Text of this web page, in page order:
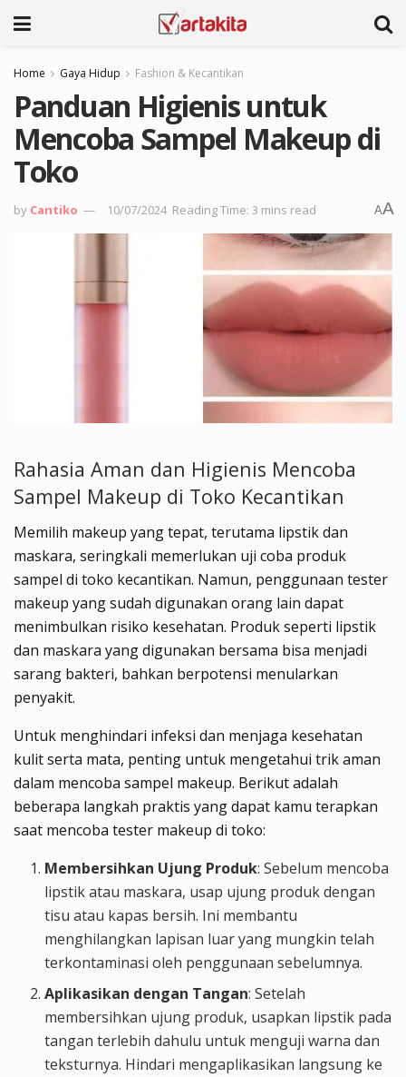
Home Gaya Hidup Fashion & Kecantikan
Panduan Higienis untuk
Mencoba Sampel Makeup di
Toko
by Cantiko 10/07/2024 Reading Time: 3 mins read AA
Rahasia Aman dan Higienis Mencoba
Sampel Makeup di Toko Kecantikan
Memilih makeup yang tepat, terutama lipstik dan
maskara, seringkali memerlukan uji coba produk
sampel di toko kecantikan. Namun, penggunaan tester
makeup yang sudah digunakan orang lain dapat
menimbulkan risiko kesehatan. Produk seperti lipstik
dan maskara yang digunakan bersama bisa menjadi
sarang bakteri, bahkan berpotensi menularkan
penyakit.
Untuk menghindari infeksi dan menjaga kesehatan
kulit serta mata, penting untuk mengetahui trik aman
dalam mencoba sampel makeup. Berikut adalah
beberapa langkah praktis yang dapat kamu terapkan
saat mencoba tester makeup di toko:
Membersihkan Ujung Produk: Sebelum mencoba
lipstik atau maskara, usap ujung produk dengan
tisu atau kapas bersih. Ini membantu
menghilangkan lapisan luar yang mungkin telah
terkontaminasi oleh penggunaan sebelumnya.
Aplikasikan dengan Tangan: Setelah
membersihkan ujung produk, usapkan lipstik pada
tangan terlebih dahulu untuk menguji warna dan
teksturnya. Hindari mengaplikasikan langsung ke